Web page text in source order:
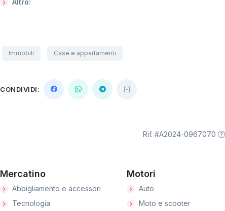
Altro:
Immobili Case e appartamenti
CONDIVIDI:
Rif. #A2024-0967070
Mercatino
Abbigliamento e accessori
Tecnologia
Motori
Auto
Moto e scooter